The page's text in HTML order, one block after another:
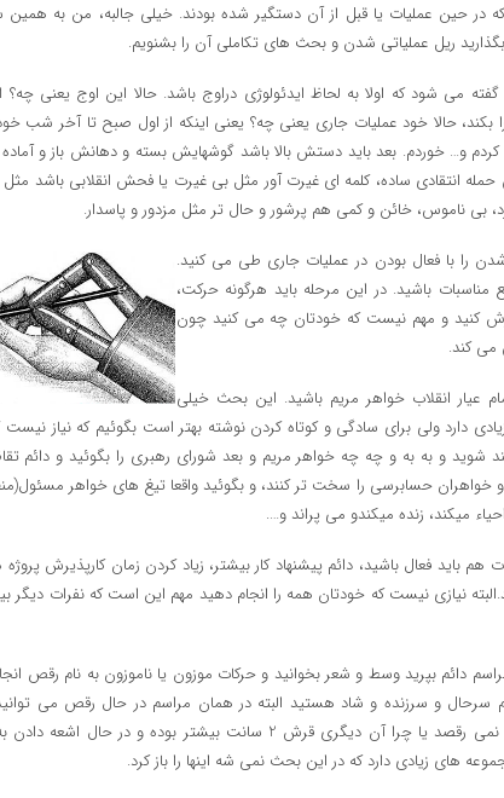
که در حین عملیات یا قبل از آن دستگیر شده بودند. خیلی جالبه، من به
ریل عملیاتی شدن و بحث های تکاملی آن را بشنویم.
می شود که اولا به لحاظ ایدئولوژی دراوج باشد. حالا این اوج یعنی چه؟
بکند، حالا خود عملیات جاری یعنی چه؟ یعنی اینکه از اول صبح تا آخر شب
و… خوردم. بعد باید دستش بالا باشد گوشهایش بسته و دهانش باز و آماده
حمله انتقادی ساده، کلمه ای غیرت آور مثل بی غیرت یا فحش انقلابی باشد
بی ناموس، خائن و کمی هم پرشور و حال تر مثل مزدور و پاسدار.
را با فعال بودن در عملیات جاری طی می کنید.
مناسبات باشید. در این مرحله باید هرگونه حرکت،
کنید و مهم نیست که خودتان چه می کنید چون
می کند.
عیار انقلاب خواهر مریم باشید. این بحث خیلی
دارد ولی برای سادگی و کوتاه کردن نوشته بهتر است بگوئیم که نیاز نیست
شوید و به به و چه چه خواهر مریم و بعد شورای رهبری را بگوئید و دائم
خواهران حسابرسی را سخت تر کنند، و بگوئید واقعا تیغ های خواهر
میکند، زنده میکندو می پراند و….
هم باید فعال باشید، دائم پیشنهاد کار بیشتر، زیاد کردن زمان کارپذیرش
نیازی نیست که خودتان همه را انجام دهید مهم این است که نفرات دیگر
دائم بپرید وسط و شعر بخوانید و حرکات موزون یا ناموزون به نام رقص
سرحال و سرزنده و شاد هستید البته در همان مراسم در حال رقص می توانید
دیگری را هم بگیرید که چرا نمی رقصد یا چرا آن دیگری قرش 2 سانت بیشتر بوده و در
های زیادی دارد که در این بحث نمی شه اینها را باز کرد.